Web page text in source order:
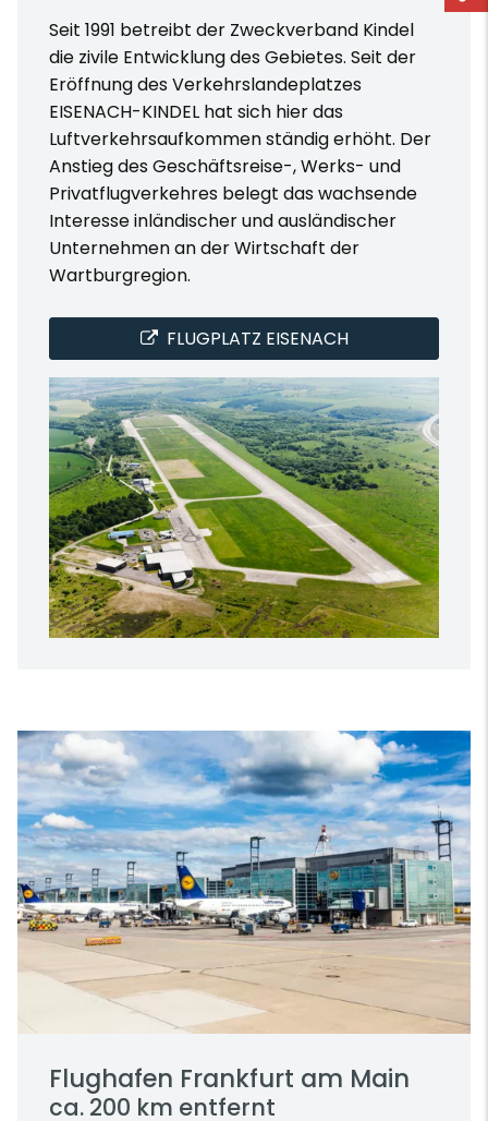
Seit 1991 betreibt der Zweckverband Kindel
die zivile Entwicklung des Gebietes. Seit der
Eröffnung des Verkehrslandeplatzes
EISENACH-KINDEL hat sich hier das
Luftverkehrsaufkommen ständig erhöht. Der
Anstieg des Geschäftsreise-, Werks- und
Privatflugverkehres belegt das wachsende
Interesse inländischer und ausländischer
Unternehmen an der Wirtschaft der
Wartburgregion.
FLUGPLATZ EISENACH
Flughafen Frankfurt am Main
ca. 200 km entfernt